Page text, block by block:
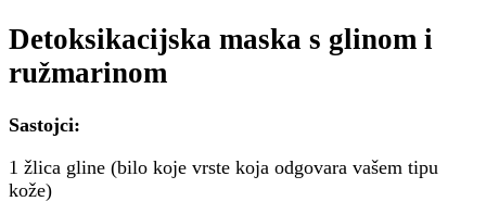
Detoksikacijska maska s glinom i
ružmarinom
Sastojci:
1 žlica gline (bilo koje vrste koja odgovara vašem tipu
kože)